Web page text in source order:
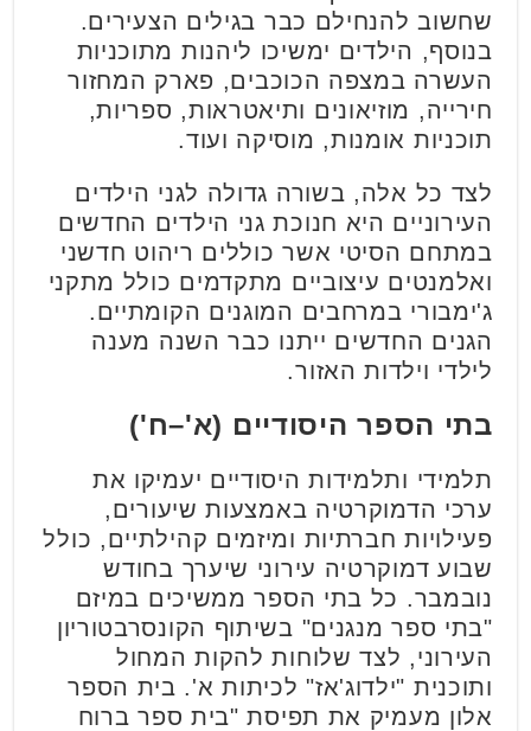
שחשוב להנחילם כבר בגילים הצעירים.
בנוסף, הילדים ימשיכו ליהנות מתוכניות
העשרה במצפה הכוכבים, פארק המחזור
חירייה, מוזיאונים ותיאטראות, ספריות,
תוכניות אומנות, מוסיקה ועוד.
לצד כל אלה, בשורה גדולה לגני הילדים
העירוניים היא חנוכת גני הילדים החדשים
במתחם הסיטי אשר כוללים ריהוט חדשני
ואלמנטים עיצוביים מתקדמים כולל מתקני
ג'ימבורי במרחבים המוגנים הקומתיים.
הגנים החדשים ייתנו כבר השנה מענה
לילדי וילדות האזור.
בתי הספר היסודיים (א'–ח')
תלמידי ותלמידות היסודיים יעמיקו את
ערכי הדמוקרטיה באמצעות שיעורים,
פעילויות חברתיות ומיזמים קהילתיים, כולל
שבוע דמוקרטיה עירוני שיערך בחודש
נובמבר. כל בתי הספר ממשיכים במיזם
"בתי ספר מנגנים" בשיתוף הקונסרבטוריון
העירוני, לצד שלוחות להקות המחול
ותוכנית "ילדוג'אז" לכיתות א'. בית הספר
אלון מעמיק את תפיסת "בית ספר ברוח